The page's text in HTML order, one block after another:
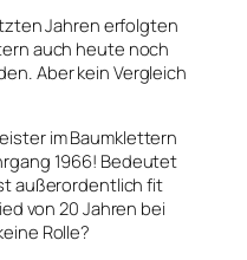
Jahren erfolgten
auch heute noch
Aber kein Vergleich
im Baumklettern
1966! Bedeutet
außerordentlich fit
von 20 Jahren bei
Rolle?